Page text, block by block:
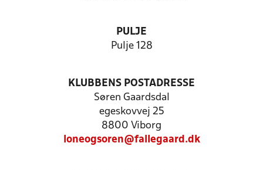
PULJE
Pulje 128
KLUBBENS POSTADRESSE
Søren Gaardsdal
egeskovvej 25
8800 Viborg
loneogsoren@fallegaard.dk